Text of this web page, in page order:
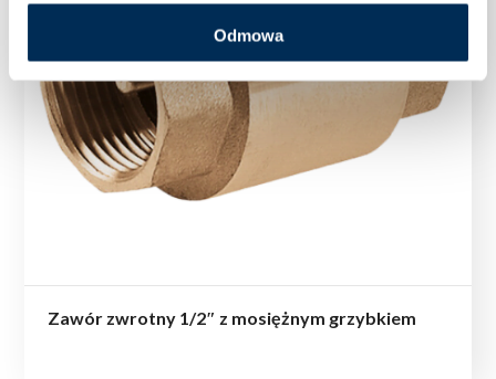
Odmowa
Zawór zwrotny 1/2″ z mosiężnym grzybkiem